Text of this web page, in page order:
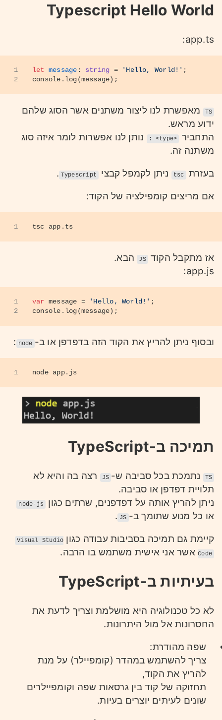
Typescript Hello World
app.ts:
1
2
let message : string = 'Hello, World!' ;
console . log(message);
TS
מאפשרת לנו ליצור משתנים אשר הסוג שלהם
ידוע מראש.
התחביר
: <type>
נותן לנו אפשרות לומר איזה סוג
משתנה זה.
בעזרת tsc ניתן לקמפל קבצי Typescript
.
אם מריצים קומפילציה של הקוד:
1 tsc app.ts
אז מתקבל הקוד JS הבא.
app.js:
1
2
var message = 'Hello, World!' ;
console . log(message);
ובסוף ניתן להריץ את הקוד הזה בדפדפן או ב- node
:
1 node app.js
תמיכה ב-TypeScript
TS נתמכת בכל סביבה ש- JS
רצה בה והיא לא
תלויית דפדפן או סביבה.
ניתן להריץ אותה על דפדפנים, שרתים כגון
node-js
או כל מנוע שתומך ב- JS
.
קיימת גם תמיכה בסביבות עבודה כגון Visual Studio
Codeאשר אני אישית משתמש בו הרבה.
בעיתיות ב-TypeScript
לא כל טכנולוגיה היא מושלמת וצריך לדעת את
החסרונות אל מול היתרונות.
שפה מהודרת:
צריך להשתמש במהדר (קומפיילר) על מנת
להריץ את הקוד,
תחזוקה של קוד בין גרסאות שפה וקומפיילרים
שונים לעיתים יוצרים בעיות.